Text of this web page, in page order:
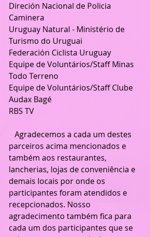
Direción Nacional de Policia
Caminera
Uruguay Natural - Ministério de
Turismo do Uruguai
Federación Ciclista Uruguay
Equipe de Voluntários/Staff Minas
Todo Terreno
Equipe de Voluntários/Staff Clube
Audax Bagé
RBS TV
parceiros acima mencionados e
também aos restaurantes,
lancherias, lojas de conveniência e
demais locais por onde os
participantes foram atendidos e
recepcionados. Nosso
agradecimento também fica para
cada um dos participantes que se